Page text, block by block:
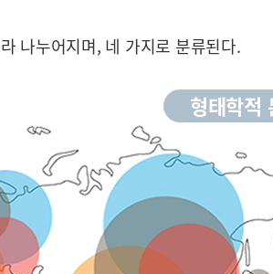
나누어지며, 네 가지로 분류된다.
형태학적